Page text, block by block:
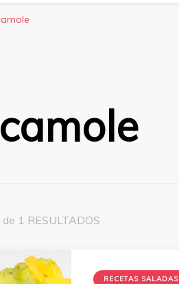
1 RESULTADOS
RECETAS SALADAS